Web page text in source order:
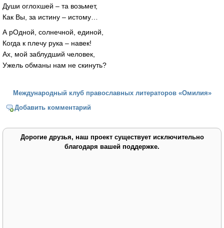
Души оглохшей – та возьмет,
Как Вы, за истину – истому…
А рОдной, солнечной, единой,
Когда к плечу рука – навек!
Ах, мой заблудший человек,
Ужель обманы нам не скинуть?
Международный клуб православных литераторов «Омилия»
Добавить комментарий
Дорогие друзья, наш проект существует исключительно
благодаря вашей поддержке.